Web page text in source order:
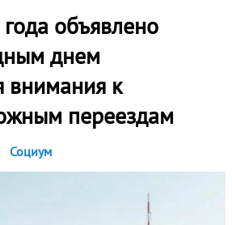
объявлено
днем
внимания к
переездам
Социум